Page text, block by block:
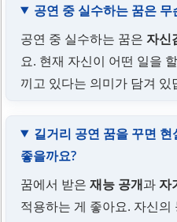
공연 중 실수하는 꿈은 무
공연 중 실수하는 꿈은 자신
요. 현재 자신이 어떤 일을
끼고 있다는 의미가 담겨 있
길거리 공연 꿈을 꾸면
좋을까요?
꿈에서 받은 재능 공개과자
적용하는 게 좋아요. 자신